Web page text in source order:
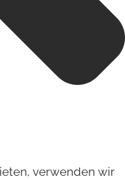
verwenden wir